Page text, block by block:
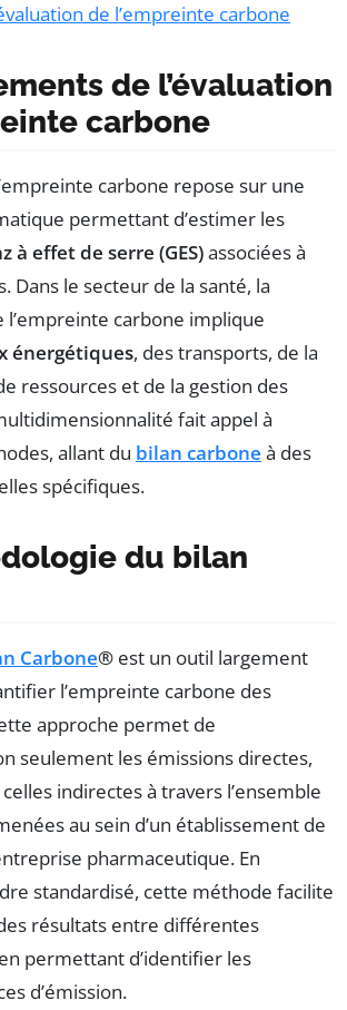
de l’empreinte carbone
de l’évaluation
carbone
carbone repose sur une
permettant d’estimer les
à effet de serre (GES)associées à
Dans le secteur de la santé, la
l’empreinte carbone implique
énergétiques, des transports, de la
ressources et de la gestion des
fait appel à
allant du bilan carbone à des
spécifiques.
du bilan
Carbone® est un outil largement
l’empreinte carbone des
approche permet de
seulement les émissions directes,
indirectes à travers l’ensemble
au sein d’un établissement de
pharmaceutique. En
standardisé, cette méthode facilite
résultats entre différentes
permettant d’identifier les
d’émission.